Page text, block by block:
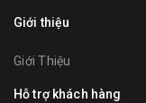
Giới thiệu
Giới Thiệu
Hỗ trợ khách hàng